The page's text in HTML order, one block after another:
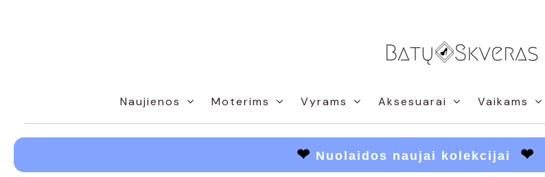
Naujienos Moterims Vyrams Aksesuarai Vaikams
❤ Nuolaidos naujai kolekcijai ❤